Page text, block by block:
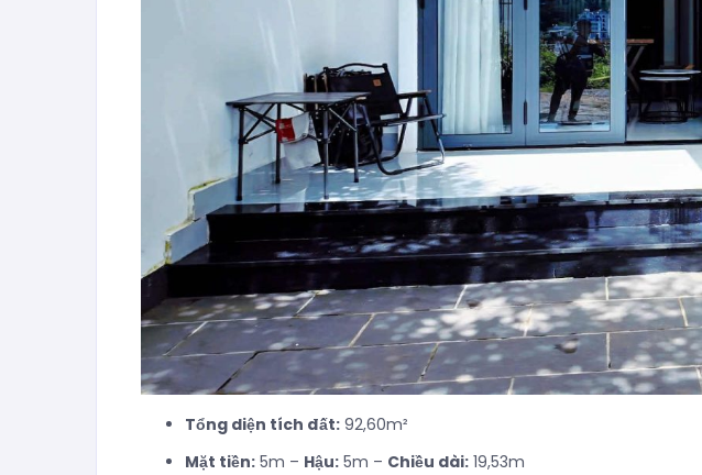
Tổng diện tích đất: 92,60m²
Mặt tiền: 5m – Hậu: 5m – Chiều dài: 19,53m